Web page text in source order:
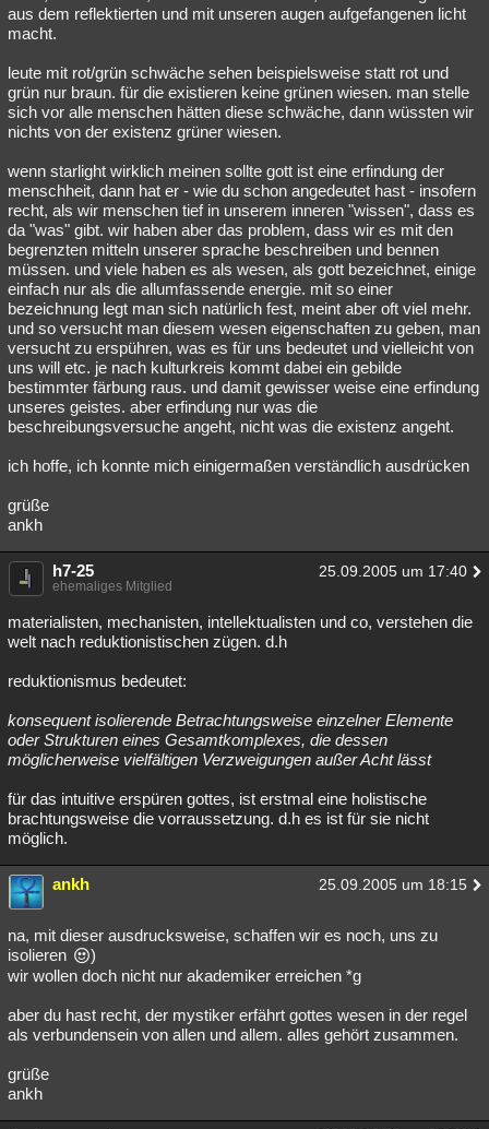
aus dem reflektierten und mit unseren augen aufgefangenen licht
macht.
leute mit rot/grün schwäche sehen beispielsweise statt rot und
grün nur braun. für die existieren keine grünen wiesen. man stelle
sich vor alle menschen hätten diese schwäche, dann wüssten wir
nichts von der existenz grüner wiesen.
wenn starlight wirklich meinen sollte gott ist eine erfindung der
menschheit, dann hat er - wie du schon angedeutet hast - insofern
recht, als wir menschen tief in unserem inneren "wissen", dass es
da "was" gibt. wir haben aber das problem, dass wir es mit den
begrenzten mitteln unserer sprache beschreiben und bennen
müssen. und viele haben es als wesen, als gott bezeichnet, einige
einfach nur als die allumfassende energie. mit so einer
bezeichnung legt man sich natürlich fest, meint aber oft viel mehr.
und so versucht man diesem wesen eigenschaften zu geben, man
versucht zu erspühren, was es für uns bedeutet und vielleicht von
uns will etc. je nach kulturkreis kommt dabei ein gebilde
bestimmter färbung raus. und damit gewisser weise eine erfindung
unseres geistes. aber erfindung nur was die
beschreibungsversuche angeht, nicht was die existenz angeht.
ich hoffe, ich konnte mich einigermaßen verständlich ausdrücken
grüße
ankh
h7-25 25.09.2005 um 17:40
ehemaliges Mitglied
materialisten, mechanisten, intellektualisten und co, verstehen die
welt nach reduktionistischen zügen. d.h
reduktionismus bedeutet:
konsequent isolierende Betrachtungsweise einzelner Elemente
oder Strukturen eines Gesamtkomplexes, die dessen
möglicherweise vielfältigen Verzweigungen außer Acht lässt
für das intuitive erspüren gottes, ist erstmal eine holistische
brachtungsweise die vorraussetzung. d.h es ist für sie nicht
möglich.
ankh 25.09.2005 um 18:15
na, mit dieser ausdrucksweise, schaffen wir es noch, uns zu
isolieren
)
wir wollen doch nicht nur akademiker erreichen *g
aber du hast recht, der mystiker erfährt gottes wesen in der regel
als verbundensein von allen und allem. alles gehört zusammen.
grüße
ankh